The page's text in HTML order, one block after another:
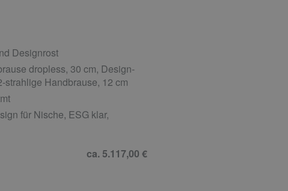
Designrost
dropless, 30 cm, Design-
Handbrause, 12 cm
für Nische, ESG klar,
ca. 5.117,00 €